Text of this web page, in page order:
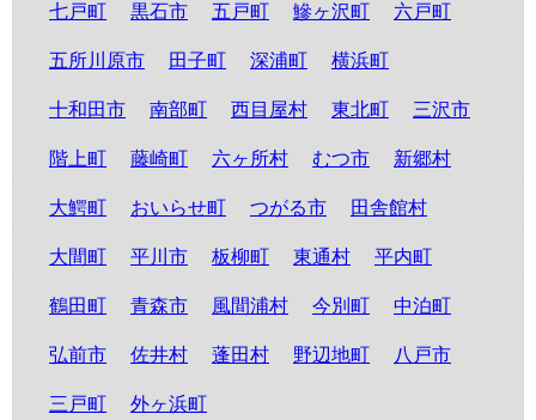
七戸町
黒石市 五戸町 鰺ヶ沢町 六戸町
五所川原市 田子町 深浦町 横浜町
十和田市 南部町 西目屋村 東北町 三沢市
階上町 藤崎町 六ヶ所村 むつ市 新郷村
大鰐町 おいらせ町 つがる市 田舎館村
大間町 平川市 板柳町 東通村 平内町
鶴田町 青森市 風間浦村 今別町 中泊町
弘前市 佐井村 蓬田村 野辺地町 八戸市
三戸町 外ヶ浜町